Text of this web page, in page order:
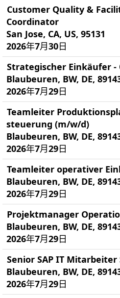
Customer Quality &
Coordinator
San Jose, CA, US, 95131
2026年7月30日
Strategischer Einkäufer
Blaubeuren, BW, DE,
2026年7月29日
Teamleiter
steuerung (m/w/d)
Blaubeuren, BW, DE,
2026年7月29日
Teamleiter operativer
Blaubeuren, BW, DE,
2026年7月29日
Projektmanager
Blaubeuren, BW, DE,
2026年7月29日
Senior SAP IT
Blaubeuren, BW, DE,
2026年7月29日